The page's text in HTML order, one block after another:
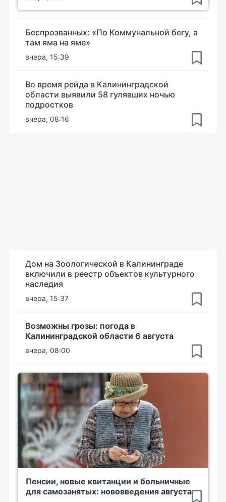
Беспрозванных: «По Коммунальной бегу, а
там яма на яме»
вчера, 15:39
Во время рейда в Калининградской
области выявили 58 гулявших ночью
подростков
вчера, 08:16
Дом на Зоологической в Калининграде
включили в реестр объектов культурного
наследия
вчера, 15:37
Возможны грозы: погода в
Калининградской области 6 августа
вчера, 08:00
Пенсии, новые квитанции и больничные
для самозанятых: нововведения августа